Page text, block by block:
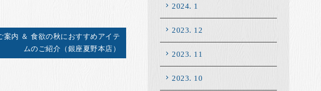
案内 ＆ 食欲の秋におすすめアイテ
ムのご紹介（銀座夏野本店）
2024. 1
2023. 12
2023. 11
2023. 10